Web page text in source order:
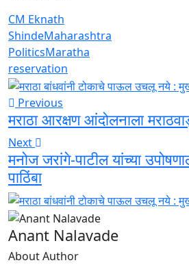
CM Eknath
ShindeMaharashtra
PoliticsMaratha
reservation
Previous
मराठा आरक्षण आंदोलनाला
Next
मनोज जरांगे-पाटील यांच्या
पाठिंबा
Anant Nalavade
About Author